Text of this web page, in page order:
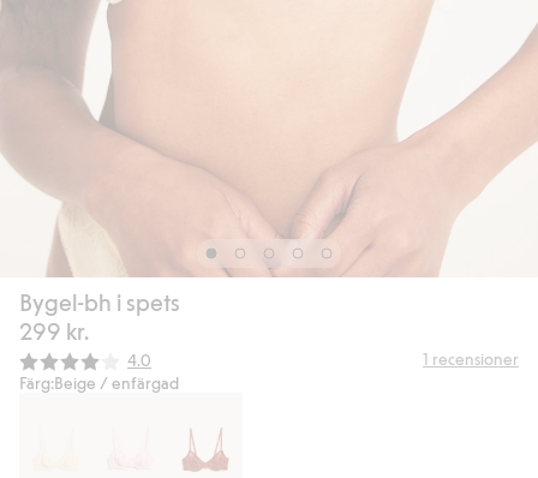
Bygel-bh i spets
299 kr.
Snittbetyg:
4.0 1 recensioner
Färg:Beige / enfärgad